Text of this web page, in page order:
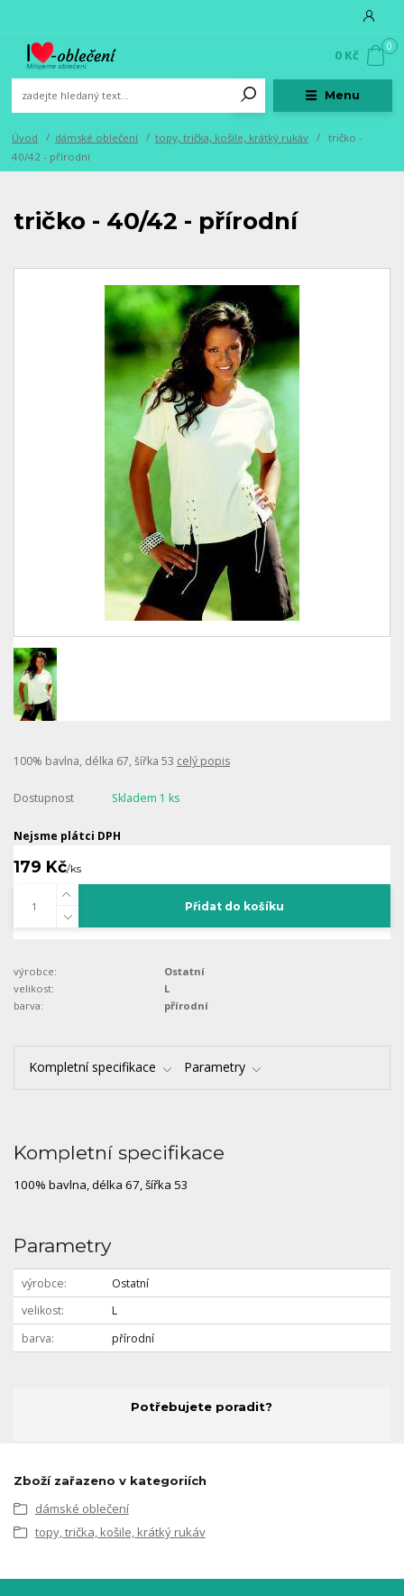
Menu
0
0 Kč
Úvod dámské oblečení topy, trička, košile, krátký rukáv
tričko -
40/42 - přírodní
tričko - 40/42 - přírodní
100% bavlna, délka 67, šířka 53 celý popis
Dostupnost Skladem 1 ks
Nejsme plátci DPH
179 Kč/ks
Přidat do košíku
výrobce:
Ostatní
velikost:
L
barva:
přírodní
Kompletní specifikace Parametry
Kompletní specifikace
100% bavlna, délka 67, šířka 53
Parametry
výrobce
Ostatní
velikost
L
barva
přírodní
Potřebujete poradit?
Zboží zařazeno v kategoriích
dámské oblečení
topy, trička, košile, krátký rukáv